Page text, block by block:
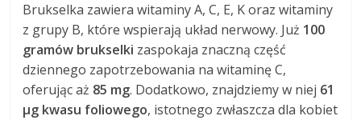
Brukselka zawiera witaminy A, C, E, K oraz witaminy
z grupy B, które wspierają układ nerwowy. Już 100
gramów brukselki zaspokaja znaczną część
dziennego zapotrzebowania na witaminę C,
oferując aż 85 mg. Dodatkowo, znajdziemy w niej 61
µg kwasu foliowego, istotnego zwłaszcza dla kobiet